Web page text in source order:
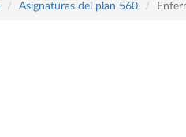
Asignaturas del plan 560